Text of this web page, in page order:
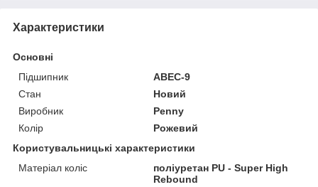
Характеристики
Основні
Підшипник
ABEC-9
Стан
Новий
Виробник
Penny
Колір
Рожевий
Користувальницькі характеристики
Матеріал коліс
поліуретан PU - Super High
Rebound